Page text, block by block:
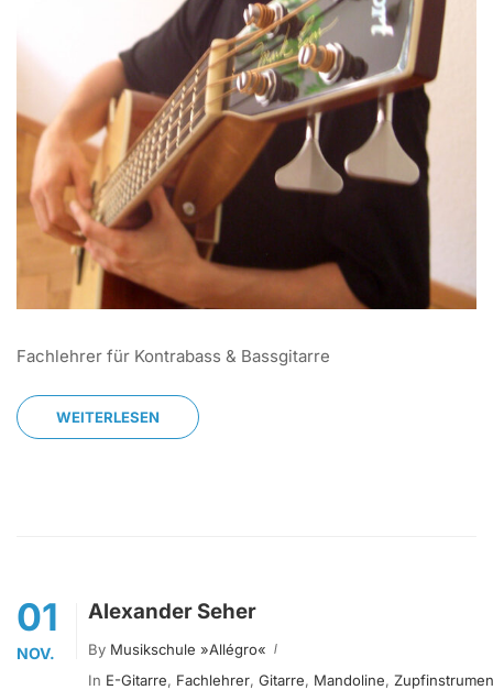
Fachlehrer für Kontrabass & Bassgitarre
WEITERLESEN
01
NOV.
Alexander Seher
By Musikschule »allégro«
In E-Gitarre, Fachlehrer, Gitarre, Mandoline,